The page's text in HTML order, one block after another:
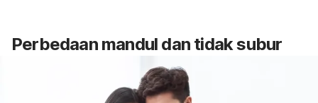
Perbedaan mandul dan tidak subur